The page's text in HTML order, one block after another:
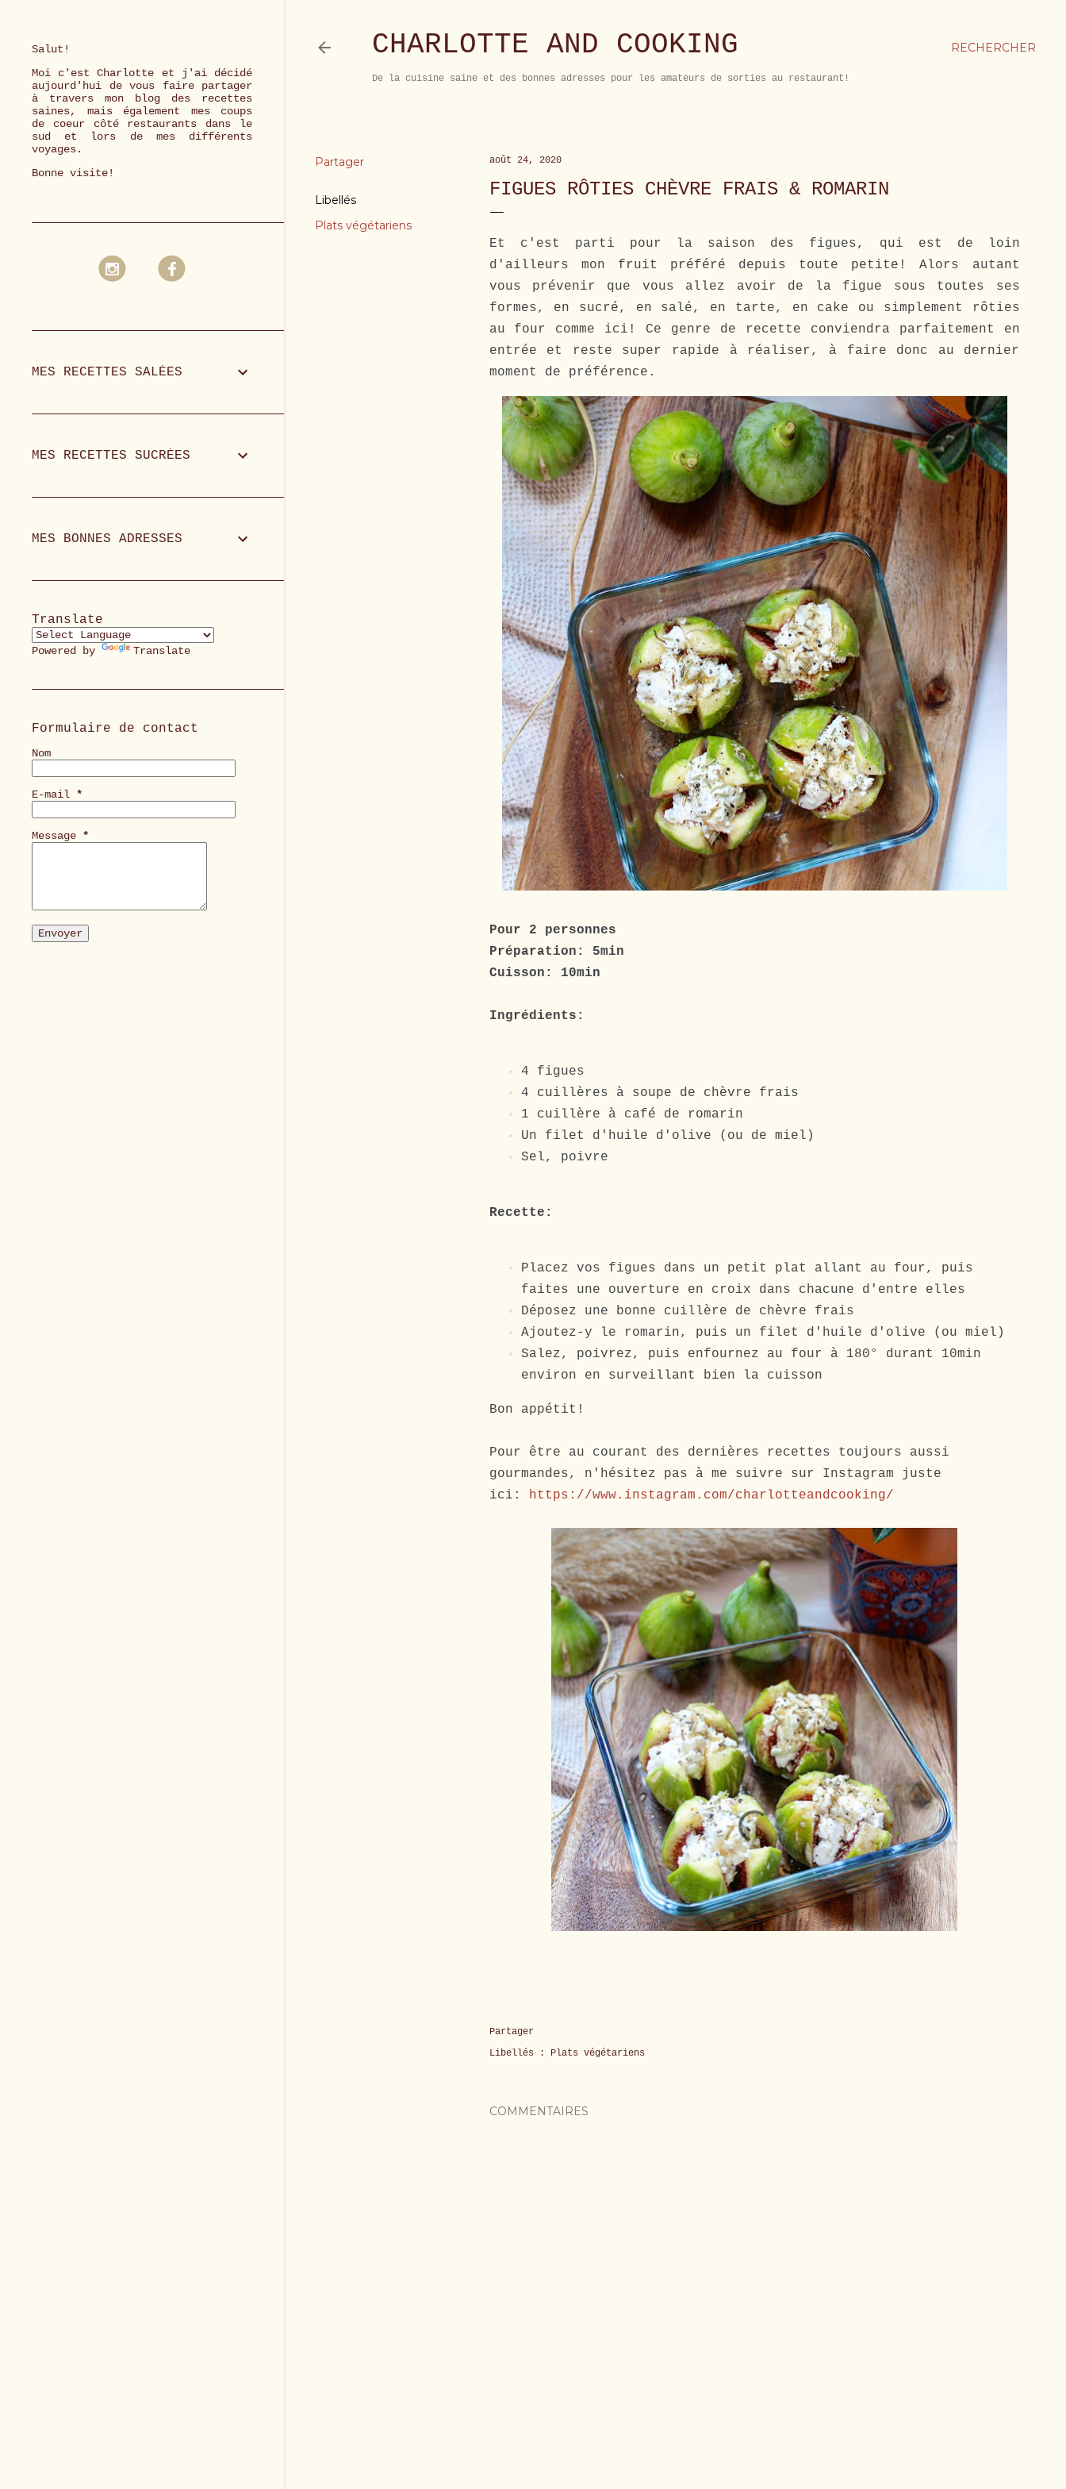
RECHERCHER
CHARLOTTE AND COOKING
De la cuisine saine et des bonnes adresses pour les amateurs de sorties au restaurant!
Partager
Libellés
Plats végétariens
août 24, 2020
FIGUES RÔTIES CHÈVRE FRAIS & ROMARIN
Et c'est parti pour la saison des figues, qui est de loin
d'ailleurs mon fruit préféré depuis toute petite! Alors autant
vous prévenir que vous allez avoir de la figue sous toutes ses
formes, en sucré, en salé, en tarte, en cake ou simplement rôties
au four comme ici! Ce genre de recette conviendra parfaitement en
entrée et reste super rapide à réaliser, à faire donc au dernier
moment de préférence.
Pour 2 personnes
Préparation: 5min
Cuisson: 10min
Ingrédients:
4 figues
4 cuillères à soupe de chèvre frais
1 cuillère à café de romarin
Un filet d'huile d'olive (ou de miel)
Sel, poivre
Recette:
Placez vos figues dans un petit plat allant au four, puis
faites une ouverture en croix dans chacune d'entre elles
Déposez une bonne cuillère de chèvre frais
Ajoutez-y le romarin, puis un filet d'huile d'olive (ou miel)
Salez, poivrez, puis enfournez au four à 180° durant 10min
environ en surveillant bien la cuisson
Bon appétit!
Pour être au courant des dernières recettes toujours aussi
gourmandes, n'hésitez pas à me suivre sur Instagram juste
ici: https://www.instagram.com/charlotteandcooking/
Partager
Libellés :
Plats végétariens
COMMENTAIRES
Salut!
Moi c'est Charlotte et j'ai décidé
aujourd'hui de vous faire partager
à travers mon blog des recettes
saines, mais également mes coups
de coeur côté restaurants dans le
sud et lors de mes différents
voyages.
Bonne visite!
MES RECETTES SALÉES
MES RECETTES SUCRÉES
MES BONNES ADRESSES
Translate
Powered by Translate
Formulaire de contact
Nom
E-mail *
Message *